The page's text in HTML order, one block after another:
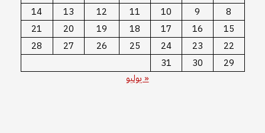
8
9
10
11
12
13
14
15
16
17
18
19
20
21
22
23
24
25
26
27
28
29
30
31
« يوليو